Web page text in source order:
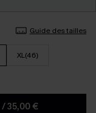
Guide des tailles
XL(46)
/35,00 €